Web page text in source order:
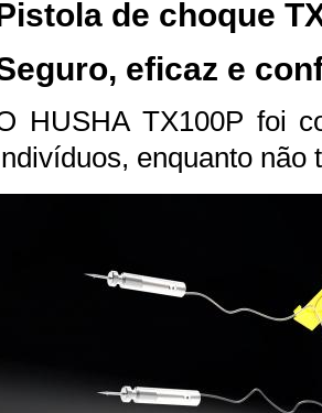
de choque
eficaz e
HUSHA TX100P foi
enquanto não